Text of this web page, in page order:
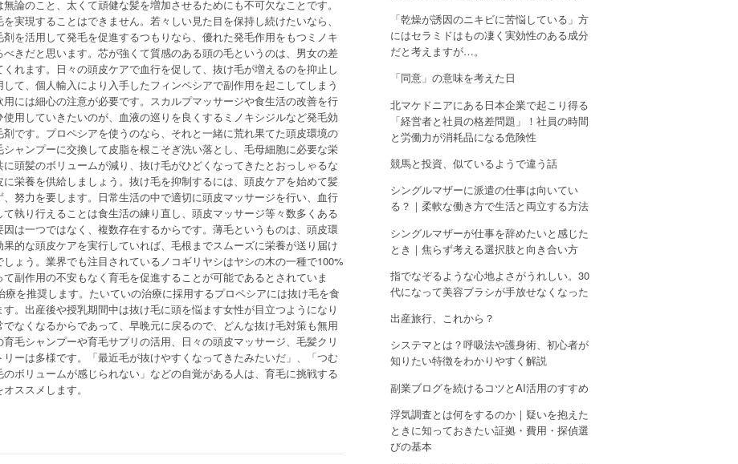
論のこと、太くて頑健な髪を増加させるためにも不可欠なことです。
実現することはできません。若々しい見た目を保持し続けたいなら、
を活用して発毛を促進するつもりなら、優れた発毛作用をもつミノキ
きだと思います。芯が強くて質感のある頭の毛というのは、男女の差
れます。日々の頭皮ケアで血行を促して、抜け毛が増えるのを抑止し
て、個人輸入により入手したフィンペシアで副作用を起こしてしまう
には細心の注意が必要です。スカルプマッサージや食生活の改善を行
用していきたいのが、血液の巡りを良くするミノキシジルなど発毛効
です。プロペシアを使うのなら、それと一緒に荒れ果てた頭皮環境の
ャンプーに交換して皮脂を根こそぎ洗い落とし、毛母細胞に必要な栄
頭髪のボリュームが減り、抜け毛がひどくなってきたとおっしゃるな
栄養を供給しましょう。抜け毛を抑制するには、頭皮ケアを始めて髪
努力を要します。日常生活の中で適切に頭皮マッサージを行い、血行
執り行えることは食生活の練り直し、頭皮マッサージ等々数多くある
は一つではなく、複数存在するからです。薄毛というものは、頭皮環
的な頭皮ケアを実行していれば、毛根までスムーズに栄養が送り届け
ょう。業界でも注目されているノコギリヤシはヤシの木の一種で100%
副作用の不安もなく育毛を促進することが可能であるとされていま
を推奨します。たいていの治療に採用するプロペシアには抜け毛を食
。出産後や授乳期間中は抜け毛に頭を悩ます女性が目立つようになり
なくなるからであって、早晩元に戻るので、どんな抜け毛対策も無用
毛シャンプーや育毛サプリの活用、日々の頭皮マッサージ、毛髪クリ
ーは多様です。「最近毛が抜けやすくなってきたみたいだ」、「つむ
ボリュームが感じられない」などの自覚がある人は、育毛に挑戦する
ススメします。
「乾燥が誘因のニキビに苦悩している」方
にはセラミドはもの凄く実効性のある成分
だと考えますが…。
「同意」の意味を考えた日
北マケドニアにある日本企業で起こり得る
「経営者と社員の格差問題」！社員の時間
と労働力が消耗品になる危険性
競馬と投資、似ているようで違う話
シングルマザーに派遣の仕事は向いてい
る？｜柔軟な働き方で生活と両立する方法
シングルマザーが仕事を辞めたいと感じた
とき｜焦らず考える選択肢と向き合い方
指でなぞるような心地よさがうれしい。30
代になって美容ブラシが手放せなくなった
出産旅行、これから？
システマとは？呼吸法や護身術、初心者が
知りたい特徴をわかりやすく解説
副業ブログを続けるコツとAI活用のすすめ
浮気調査とは何をするのか｜疑いを抱えた
ときに知っておきたい証拠・費用・探偵選
びの基本